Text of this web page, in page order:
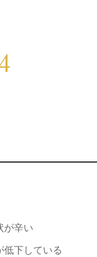
が辛い
低下している